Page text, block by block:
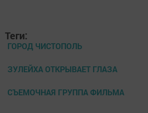
Теги:
ГОРОД ЧИСТОПОЛЬ
ЗУЛЕЙХА ОТКРЫВАЕТ ГЛАЗА
СЪЕМОЧНАЯ ГРУППА ФИЛЬМА